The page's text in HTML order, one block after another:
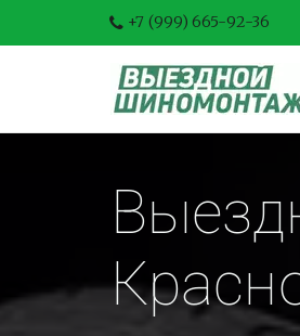
+7 (999) 665-92-36